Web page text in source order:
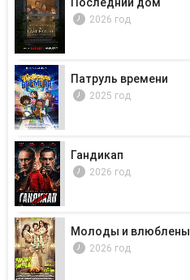
2026 год
Патруль времени
2025 год
Гандикап
2026 год
Молоды и влюблены
2026 год